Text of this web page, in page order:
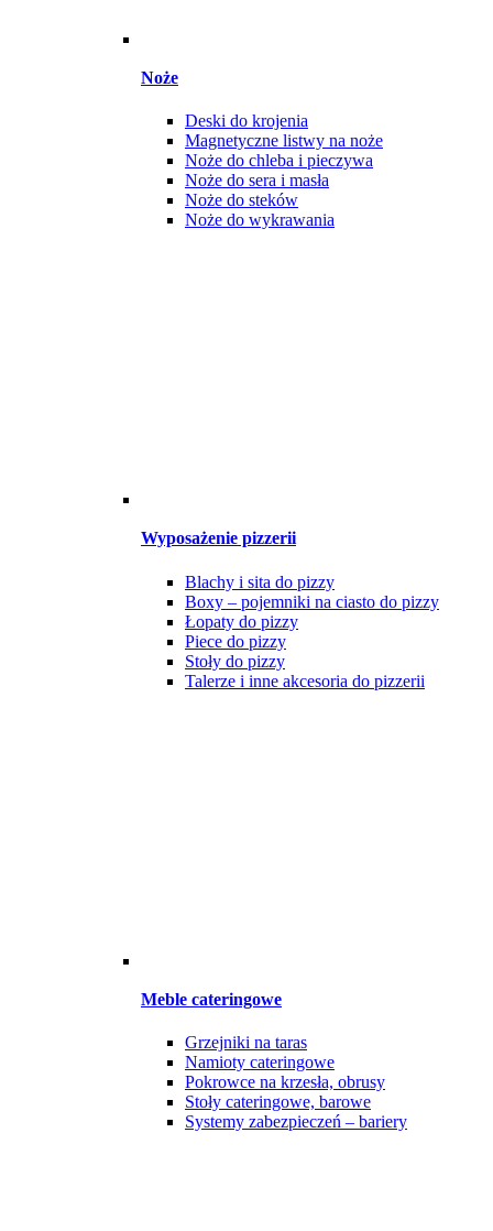
Noże
Deski do krojenia
Magnetyczne listwy na noże
Noże do chleba i pieczywa
Noże do sera i masła
Noże do steków
Noże do wykrawania
Wyposażenie pizzerii
Blachy i sita do pizzy
Boxy – pojemniki na ciasto do pizzy
Łopaty do pizzy
Piece do pizzy
Stoły do pizzy
Talerze i inne akcesoria do pizzerii
Meble cateringowe
Grzejniki na taras
Namioty cateringowe
Pokrowce na krzesła, obrusy
Stoły cateringowe, barowe
Systemy zabezpieczeń – bariery